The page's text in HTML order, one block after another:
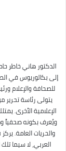
الدكتور هاني خاطر
إلى بكالوريوس في
للصحافة والإعلام
يتولى رئاسة تحرير
الإعلامية الأخرى.
ويُعرف بكونه صحفياً
والحريات العامة.
العربي، لا سيما